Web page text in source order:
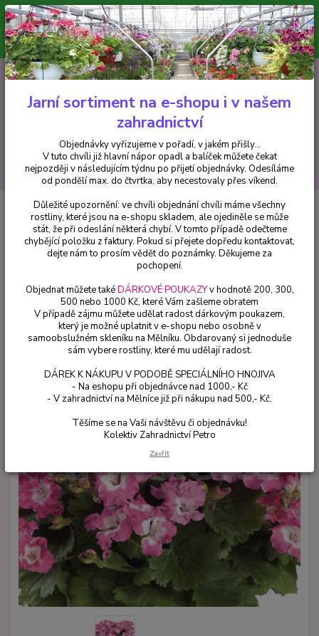
Minimální hodnota pro odeslání z e-shopu je 300 Kč.
V tuto chvíli již hlavní nápor objednávek opadl a balíček můžete čekat
nejpozději v následujícím týdnu po přijetí objednávky. Objednávky
vyřizujeme v pořadí, v jakém přišly...
CZK
Hledat
+420 602 223 614 0ks
za0 Kč
Pelargonie
Pelargónie Grand. Bermuda Pink-Muškát vzpřímený -
cena na prodejně
Pelargónie Grand. Bermuda Pink-
Muškát vzpřímený - cena na
prodejně
Jarní sortiment na e-shopu i v našem
zahradnictví
Objednávky vyřizujeme v pořadí, v jakém přišly...
V tuto chvíli již hlavní nápor opadl a balíček můžete čekat
nejpozději v následujícím týdnu po přijetí objednávky. Odesíláme
od pondělí max. do čtvrtka, aby necestovaly přes víkend.
Důležité upozornění: ve chvíli objednání chvíli máme všechny
rostliny, které jsou na e-shopu skladem, ale ojediněle se může
stát, že při odeslání některá chybí. V tomto případě odečteme
chybějící položku z faktury. Pokud si přejete dopředu kontaktovat,
dejte nám to prosím vědět do poznámky. Děkujeme za
pochopení.
Objednat můžete takéDÁRKOVÉ POUKAZYv hodnotě 200, 300,
500 nebo 1000 Kč, které Vám zašleme obratem
V případě zájmu můžete udělat radost dárkovým poukazem,
který je možné uplatnit v e-shopu nebo osobně v
samoobslužném skleníku na Mělníku. Obdarovaný si jednoduše
sám vybere rostliny, které mu udělají radost.
DÁREK K NÁKUPU V PODOBĚ SPECIÁLNÍHO HNOJIVA
- Na eshopu při objednávce nad 1000,- Kč
- V zahradnictví na Mělníce již při nákupu nad 500,- Kč.
Těšíme se na Vaši návštěvu či objednávku!
Kolektiv Zahradnictví Petro
Zavřít